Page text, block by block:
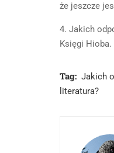
że jeszcze
4. Jakich
Księgi
Tag: Jakich
literatura?